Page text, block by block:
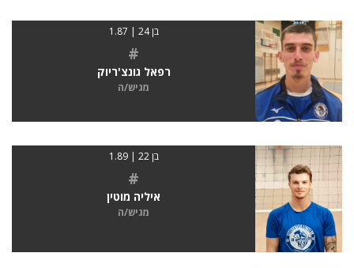
בן 24 | 1.87
#
רפאל גונצ'ריוק
מגיש/ה
בן 22 | 1.89
#
איליה מוטין
מגיש/ה